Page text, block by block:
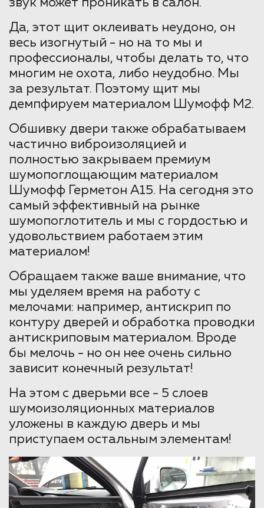
звук может проникать в салон.
Да, этот щит оклеивать неудоно, он
весь изогнутый - но на то мы и
профессионалы, чтобы делать то, что
многим не охота, либо неудобно. Мы
за результат. Поэтому щит мы
демпфируем материалом Шумофф М2.
Обшивку двери также обрабатываем
частично виброизоляцией и
полностью закрываем премиум
шумопоглощающим материалом
Шумофф Герметон А15. На сегодня это
самый эффективный на рынке
шумопоглотитель и мы с гордостью и
удовольствием работаем этим
материалом!
Обращаем также ваше внимание, что
мы уделяем время на работу с
мелочами: например, антискрип по
контуру дверей и обработка проводки
антискриповым материалом. Вроде
бы мелочь - но он нее очень сильно
зависит конечный результат!
На этом с дверьми все - 5 слоев
шумоизоляционных материалов
уложены в каждую дверь и мы
приступаем остальным элементам!